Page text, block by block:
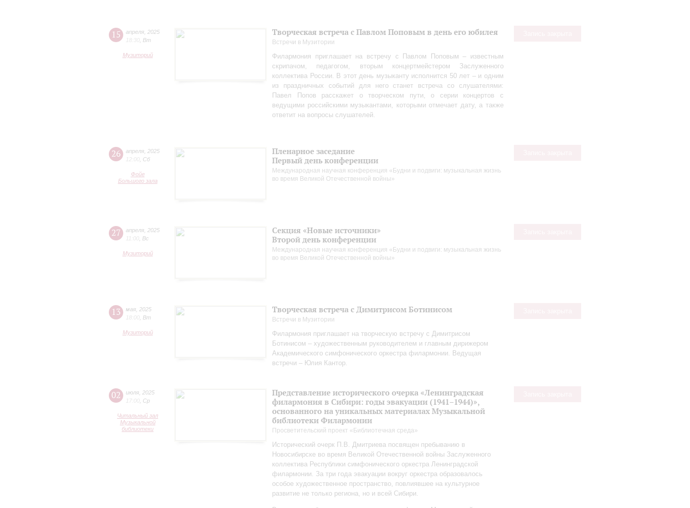
15 апреля 2025
18:30 Вт
Музиторий
Творческая встреча с Павлом Поповым в день его юбилея
Встречи в Музитории
Филармония приглашает на встречу с Павлом Поповым – известным
скрипачом, педагогом, вторым концертмейстером Заслуженного
коллектива России. В этот день музыканту исполнится 50 лет – и одним
из праздничных событий для него станет встреча со слушателями:
Павел Попов расскажет о творческом пути, о серии концертов с
ведущими российскими музыкантами, которыми отмечает дату, а также
ответит на вопросы слушателей.
26 апреля 2025
12:00 Сб
Фойе
Большого зала
Пленарное заседание
Первый день конференции
Международная научная конференция «Будни и подвиги: музыкальная жизнь
во время Великой Отечественной войны»
27 апреля 2025
11:00 Вс
Музиторий
Секция «Новые источники»
Второй день конференции
Международная научная конференция «Будни и подвиги: музыкальная жизнь
во время Великой Отечественной войны»
13 мая 2025
18:00 Вт
Музиторий
Творческая встреча с Димитрисом Ботинисом
Встречи в Музитории
Филармония приглашает на творческую встречу с Димитрисом
Ботинисом – художественным руководителем и главным дирижером
Академического симфонического оркестра филармонии. Ведущая
встречи – Юлия Кантор.
02 июля 2025
17:00 Ср
Читальный зал
Музыкальной
библиотеки
Представление исторического очерка «Ленинградская
филармония в Сибири: годы эвакуации (1941–1944)»,
основанного на уникальных материалах Музыкальной
библиотеки Филармонии
Просветительский проект «Библиотечная среда»
Исторический очерк П.В. Дмитриева посвящен пребыванию в
Новосибирске во время Великой Отечественной войны Заслуженного
коллектива Республики симфонического оркестра Ленинградской
филармонии. За три года эвакуации вокруг оркестра образовалось
особое художественное пространство, повлиявшее на культурное
развитие не только региона, но и всей Сибири.